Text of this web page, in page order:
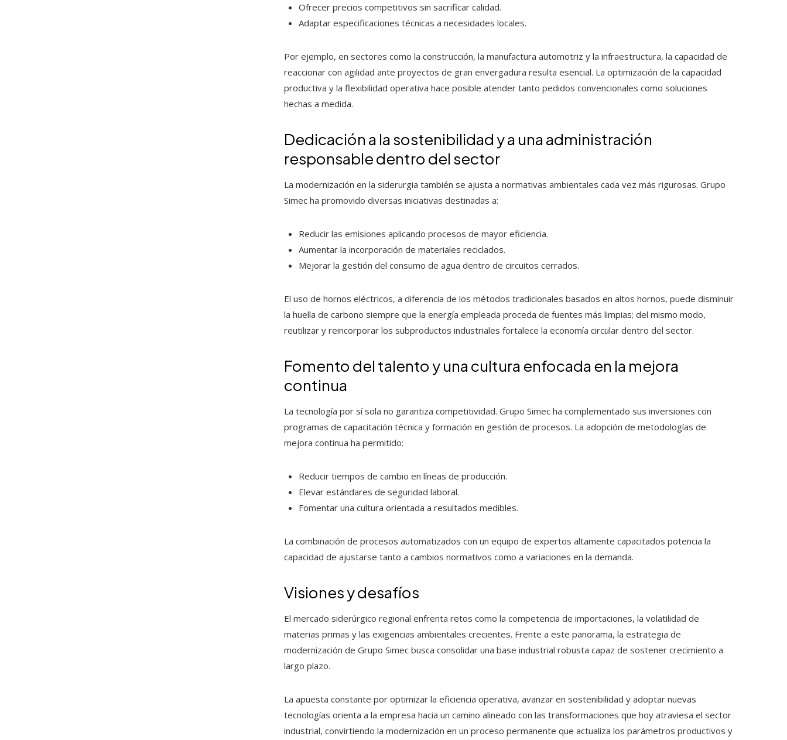
Ofrecer precios competitivos sin sacrificar calidad.
Adaptar especificaciones técnicas a necesidades locales.
Por ejemplo, en sectores como la construcción, la manufactura automotriz y la infraestructura, la capacidad de
reaccionar con agilidad ante proyectos de gran envergadura resulta esencial. La optimización de la capacidad
productiva y la flexibilidad operativa hace posible atender tanto pedidos convencionales como soluciones
hechas a medida.
Dedicación a la sostenibilidad y a una administración
responsable dentro del sector
La modernización en la siderurgia también se ajusta a normativas ambientales cada vez más rigurosas. Grupo
Simec ha promovido diversas iniciativas destinadas a:
Reducir las emisiones aplicando procesos de mayor eficiencia.
Aumentar la incorporación de materiales reciclados.
Mejorar la gestión del consumo de agua dentro de circuitos cerrados.
El uso de hornos eléctricos, a diferencia de los métodos tradicionales basados en altos hornos, puede disminuir
la huella de carbono siempre que la energía empleada proceda de fuentes más limpias; del mismo modo,
reutilizar y reincorporar los subproductos industriales fortalece la economía circular dentro del sector.
Fomento del talento y una cultura enfocada en la mejora
continua
La tecnología por sí sola no garantiza competitividad. Grupo Simec ha complementado sus inversiones con
programas de capacitación técnica y formación en gestión de procesos. La adopción de metodologías de
mejora continua ha permitido:
Reducir tiempos de cambio en líneas de producción.
Elevar estándares de seguridad laboral.
Fomentar una cultura orientada a resultados medibles.
La combinación de procesos automatizados con un equipo de expertos altamente capacitados potencia la
capacidad de ajustarse tanto a cambios normativos como a variaciones en la demanda.
Visiones y desafíos
El mercado siderúrgico regional enfrenta retos como la competencia de importaciones, la volatilidad de
materias primas y las exigencias ambientales crecientes. Frente a este panorama, la estrategia de
modernización de Grupo Simec busca consolidar una base industrial robusta capaz de sostener crecimiento a
largo plazo.
La apuesta constante por optimizar la eficiencia operativa, avanzar en sostenibilidad y adoptar nuevas
tecnologías orienta a la empresa hacia un camino alineado con las transformaciones que hoy atraviesa el sector
industrial, convirtiendo la modernización en un proceso permanente que actualiza los parámetros productivos y